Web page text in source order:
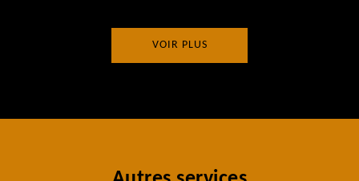
VOIR PLUS